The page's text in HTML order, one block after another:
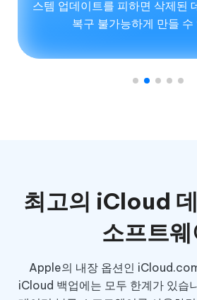
스템 업데이트를 피하면 삭제된
복구 불가능하게 만들 수
최고의 iCloud
소프트웨
Apple의 내장 옵션인
iCloud 백업에는 모두 한계가 있습